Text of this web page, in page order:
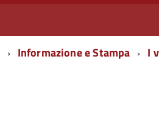
Informazione e Stampa I